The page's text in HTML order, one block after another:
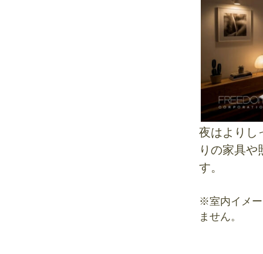
夜はよりし
りの家具
す。
※室内イメー
ません。